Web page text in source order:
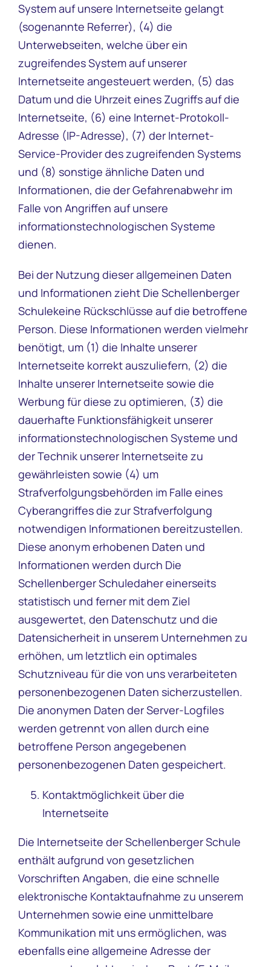
System auf unsere Internetseite gelangt
(sogenannte Referrer), (4) die
Unterwebseiten, welche über ein
zugreifendes System auf unserer
Internetseite angesteuert werden, (5) das
Datum und die Uhrzeit eines Zugriffs auf die
Internetseite, (6) eine Internet-Protokoll-
Adresse (IP-Adresse), (7) der Internet-
Service-Provider des zugreifenden Systems
und (8) sonstige ähnliche Daten und
Informationen, die der Gefahrenabwehr im
Falle von Angriffen auf unsere
informationstechnologischen Systeme
dienen.
Bei der Nutzung dieser allgemeinen Daten
und Informationen zieht Die Schellenberger
Schulekeine Rückschlüsse auf die betroffene
Person. Diese Informationen werden vielmehr
benötigt, um (1) die Inhalte unserer
Internetseite korrekt auszuliefern, (2) die
Inhalte unserer Internetseite sowie die
Werbung für diese zu optimieren, (3) die
dauerhafte Funktionsfähigkeit unserer
informationstechnologischen Systeme und
der Technik unserer Internetseite zu
gewährleisten sowie (4) um
Strafverfolgungsbehörden im Falle eines
Cyberangriffes die zur Strafverfolgung
notwendigen Informationen bereitzustellen.
Diese anonym erhobenen Daten und
Informationen werden durch Die
Schellenberger Schuledaher einerseits
statistisch und ferner mit dem Ziel
ausgewertet, den Datenschutz und die
Datensicherheit in unserem Unternehmen zu
erhöhen, um letztlich ein optimales
Schutzniveau für die von uns verarbeiteten
personenbezogenen Daten sicherzustellen.
Die anonymen Daten der Server-Logfiles
werden getrennt von allen durch eine
betroffene Person angegebenen
personenbezogenen Daten gespeichert.
Kontaktmöglichkeit über die
Internetseite
Die Internetseite der Schellenberger Schule
enthält aufgrund von gesetzlichen
Vorschriften Angaben, die eine schnelle
elektronische Kontaktaufnahme zu unserem
Unternehmen sowie eine unmittelbare
Kommunikation mit uns ermöglichen, was
ebenfalls eine allgemeine Adresse der